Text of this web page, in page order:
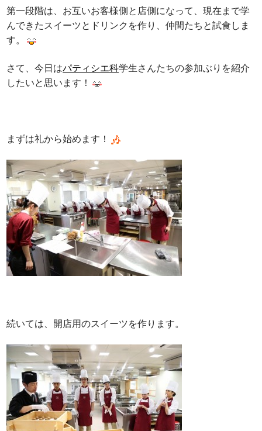
第一段階は、お互いお客様側と店側になって、現在まで学
んできたスイーツとドリンクを作り、仲間たちと試食しま
す。
さて、今日はパティシエ科学生さんたちの参加ぶりを紹介
したいと思います！
まずは礼から始めます！
続いては、開店用のスイーツを作ります。